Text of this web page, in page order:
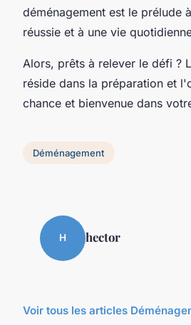
déménagement est le prélude
réussie et à une vie
Alors, prêts à relever le défi ?
réside dans la préparation et
chance et bienvenue dans
Déménagement
H hector
Voir tous les articles